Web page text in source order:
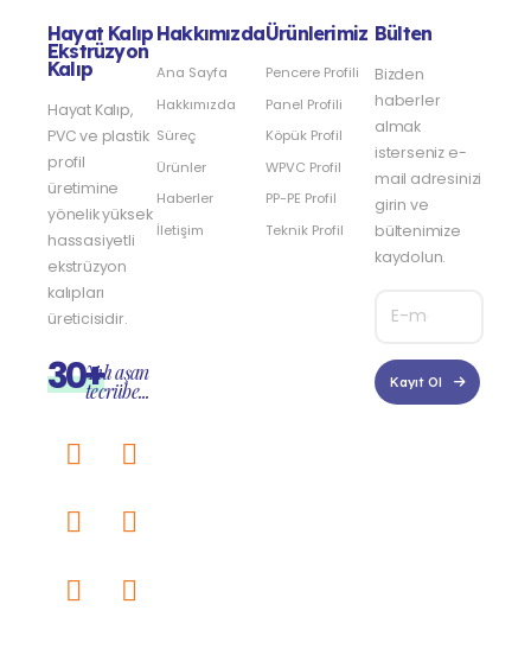
Hayat Kalıp
Ekstrüzyon
Kalıp
Hayat Kalıp,
PVC ve plastik
profil
üretimine
yönelik yüksek
hassasiyetli
ekstrüzyon
kalıpları
üreticisidir.
30+Yılı aşan
tecrübe...
Hakkımızda
Ana Sayfa
Hakkımızda
Süreç
Ürünler
Haberler
İletişim
Ürünlerimiz
Pencere Profili
Panel Profili
Köpük Profil
WPVC Profil
PP-PE Profil
Teknik Profil
Bülten
Bizden
haberler
almak
isterseniz e-
mail adresinizi
girin ve
bültenimize
kaydolun.
Kayıt Ol